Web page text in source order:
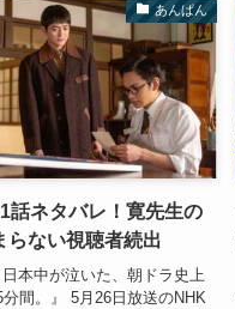
あんぱん
話ネタバレ！寛先生の
らない視聴者続出
本中が泣いた、朝ドラ史上
間。』 5月26日放送のNHK